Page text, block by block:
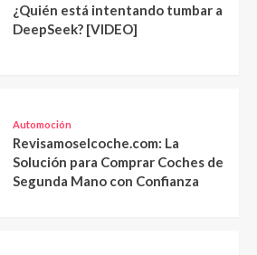
¿Quién está intentando tumbar a
DeepSeek? [VIDEO]
Automoción
Revisamoselcoche.com: La
Solución para Comprar Coches de
Segunda Mano con Confianza